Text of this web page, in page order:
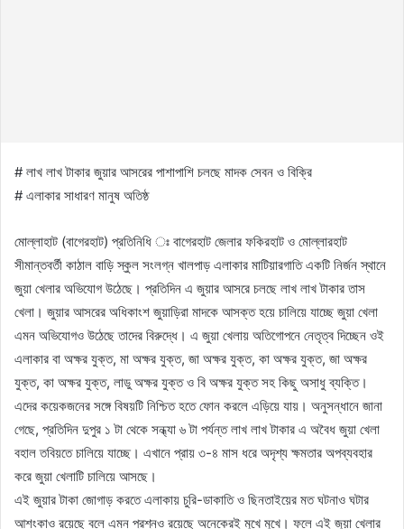
# লাখ লাখ টাকার জুয়ার আসরের পাশাপাশি চলছে মাদক সেবন ও বিক্রি
# এলাকার সাধারণ মানুষ অতিষ্ঠ
মোল্লাহাট (বাগেরহাট) প্রতিনিধি ঃ বাগেরহাট জেলার ফকিরহাট ও মোল্লারহাট
সীমান্তবর্তী কাঠাল বাড়ি স্কুল সংলগ্ন খালপাড় এলাকার মাটিয়ারগাতি একটি নির্জন স্থানে
জুয়া খেলার অভিযোগ উঠেছে। প্রতিদিন এ জুয়ার আসরে চলছে লাখ লাখ টাকার তাস
খেলা। জুয়ার আসরের অধিকাংশ জুয়াড়িরা মাদকে আসক্ত হয়ে চালিয়ে যাচ্ছে জুয়া খেলা
এমন অভিযোগও উঠেছে তাদের বিরুদ্ধে। এ জুয়া খেলায় অতিগোপনে নেতৃত্ব দিচ্ছেন ওই
এলাকার বা অক্ষর যুক্ত, মা অক্ষর যুক্ত, জা অক্ষর যুক্ত, কা অক্ষর যুক্ত, জা অক্ষর
যুক্ত, কা অক্ষর যুক্ত, লাডু অক্ষর যুক্ত ও বি অক্ষর যুক্ত সহ কিছু অসাধু ব্যক্তি।
এদের কয়েকজনের সঙ্গে বিষয়টি নিশ্চিত হতে ফোন করলে এড়িয়ে যায়। অনুসন্ধানে জানা
গেছে, প্রতিদিন দুপুর ১ টা থেকে সন্ধ্যা ৬ টা পর্যন্ত লাখ লাখ টাকার এ অবৈধ জুয়া খেলা
বহাল তবিয়তে চালিয়ে যাচ্ছে। এখানে প্রায় ৩-৪ মাস ধরে অদৃশ্য ক্ষমতার অপব্যবহার
করে জুয়া খেলাটি চালিয়ে আসছে।
এই জুয়ার টাকা জোগাড় করতে এলাকায় চুরি-ডাকাতি ও ছিনতাইয়ের মত ঘটনাও ঘটার
আশংকাও রয়েছে বলে এমন প্রশ্নও রয়েছে অনেকেরই মুখে মুখে। ফলে এই জুয়া খেলার